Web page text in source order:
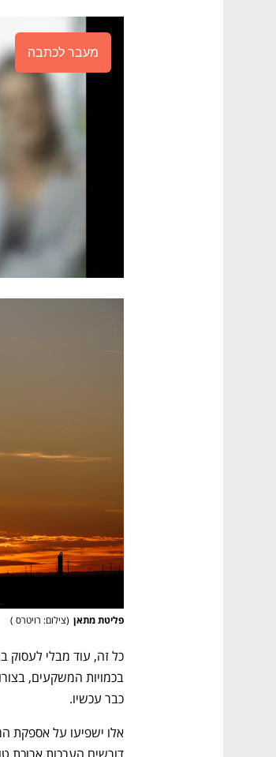
מעבר לכתבה
פליטת מתאן (צילום: רויטרס )
כבר עכשיו.